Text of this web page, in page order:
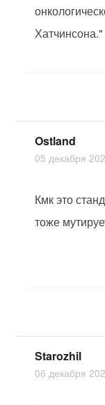
Хатчинсона."
Ostland
05 декабря
Кмк это
тоже
Starozhil
06 декабря